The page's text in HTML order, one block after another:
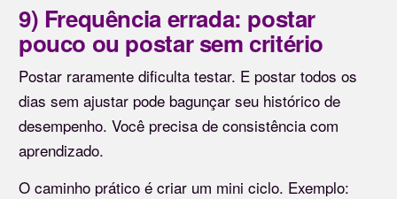
9) Frequência errada: postar
pouco ou postar sem critério
Postar raramente dificulta testar. E postar todos os
dias sem ajustar pode bagunçar seu histórico de
desempenho. Você precisa de consistência com
aprendizado.
O caminho prático é criar um mini ciclo. Exemplo: